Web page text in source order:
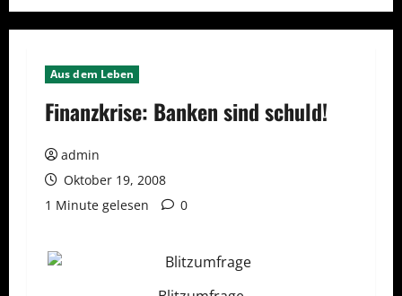
Aus dem Leben
Finanzkrise: Banken sind schuld!
admin
Oktober 19, 2008
1 Minute gelesen
0